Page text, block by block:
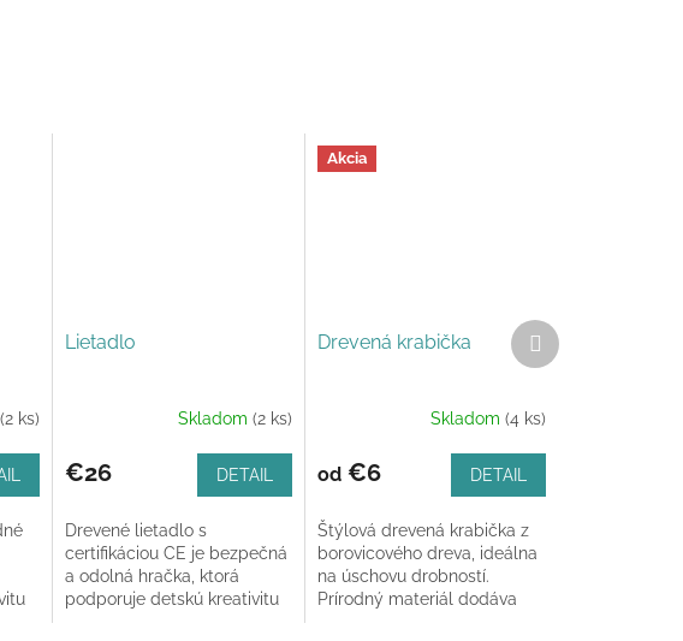
(2 ks)
Lietadlo
Skladom(2 ks)
€26 DETAIL
Drevené lietadlo s
certifikáciou CE je bezpečná
a odolná hračka, ktorá
podporuje detskú kreativitu
Akcia
Drevená krabička
Skladom (4 ks)
od €6 DETAIL
Štýlová drevená krabička z
borovicového dreva, ideálna
na úschovu drobností.
Prírodný materiál dodáva
Ďalší
produkt